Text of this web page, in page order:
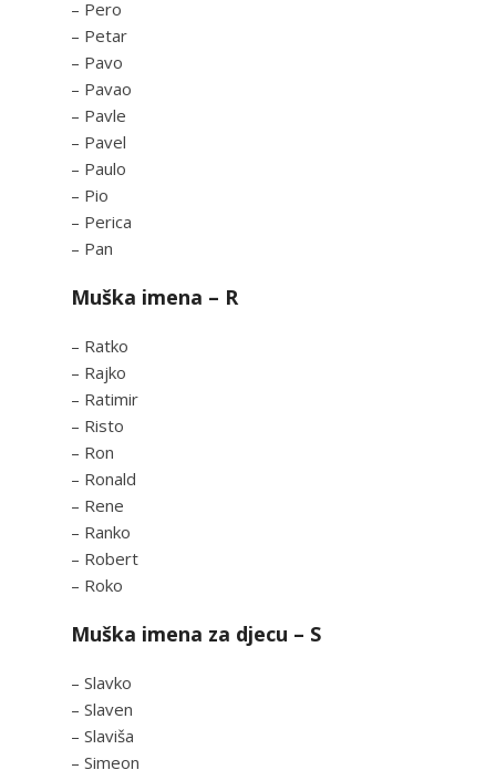
– Pero
– Petar
– Pavo
– Pavao
– Pavle
– Pavel
– Paulo
– Pio
– Perica
– Pan
Muška imena – R
– Ratko
– Rajko
– Ratimir
– Risto
– Ron
– Ronald
– Rene
– Ranko
– Robert
– Roko
Muška imena za djecu – S
– Slavko
– Slaven
– Slaviša
– Simeon